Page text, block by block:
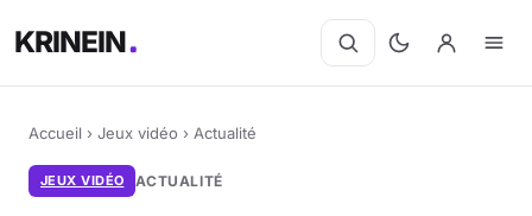
KRINEIN
Accueil › Jeux vidéo › Actualité
JEUX VIDÉO ACTUALITÉ